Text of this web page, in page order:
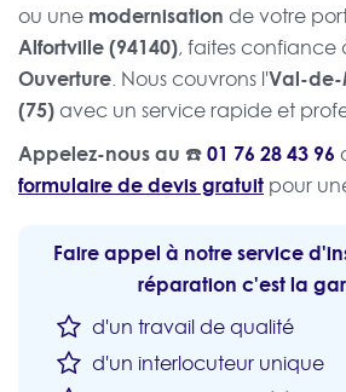
ou une modernisation de votre
Alfortville (94140), faites confiance
Ouverture. Nous couvrons l'Val-de-
(75)avec un service rapide et
Appelez-nous au ☎️01 76 28 43 96
formulaire de devis gratuit pour
Faire appel à notre service
réparation c'est la
d'un travail de qualité
d'un interlocuteur unique